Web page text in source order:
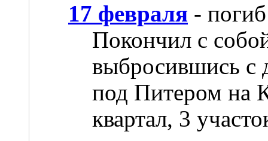
17 февраля -
Покончил с
выбросившись с
под Питером на
квартал, 3